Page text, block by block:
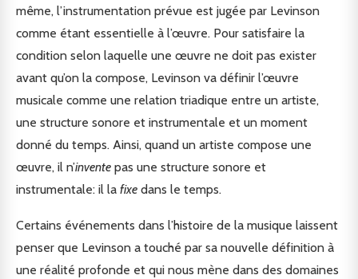
même, l’instrumentation prévue est jugée par Levinson
comme étant essentielle à l’œuvre. Pour satisfaire la
condition selon laquelle une œuvre ne doit pas exister
avant qu’on la compose, Levinson va définir l’œuvre
musicale comme une relation triadique entre un artiste,
une structure sonore et instrumentale et un moment
donné du temps. Ainsi, quand un artiste compose une
œuvre, il n’invente pas une structure sonore et
instrumentale: il la fixe dans le temps.
Certains événements dans l’histoire de la musique laissent
penser que Levinson a touché par sa nouvelle définition à
une réalité profonde et qui nous mène dans des domaines